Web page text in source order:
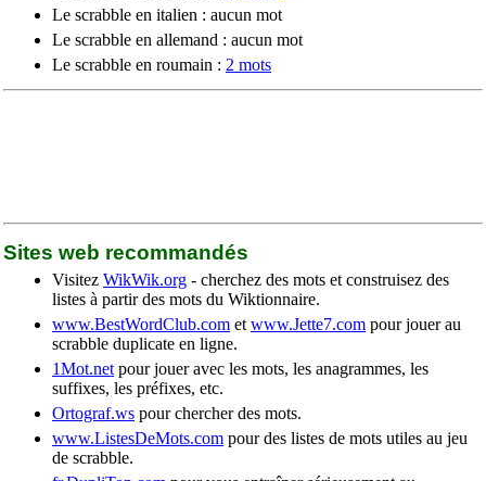
Le scrabble en italien : aucun mot
Le scrabble en allemand : aucun mot
Le scrabble en roumain : 2 mots
Sites web recommandés
Visitez WikWik.org - cherchez des mots et construisez des
listes à partir des mots du Wiktionnaire.
www.BestWordClub.com et www.Jette7.com pour jouer au
scrabble duplicate en ligne.
1Mot.net pour jouer avec les mots, les anagrammes, les
suffixes, les préfixes, etc.
Ortograf.ws pour chercher des mots.
www.ListesDeMots.com pour des listes de mots utiles au jeu
de scrabble.